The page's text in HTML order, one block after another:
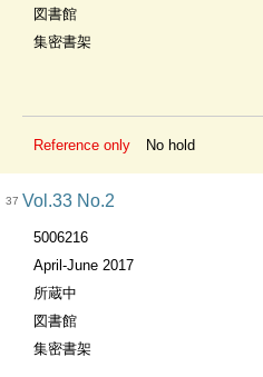
図書館
集密書架
Reference only No hold
37 Vol.33 No.2
5006216
April-June 2017
所蔵中
図書館
集密書架